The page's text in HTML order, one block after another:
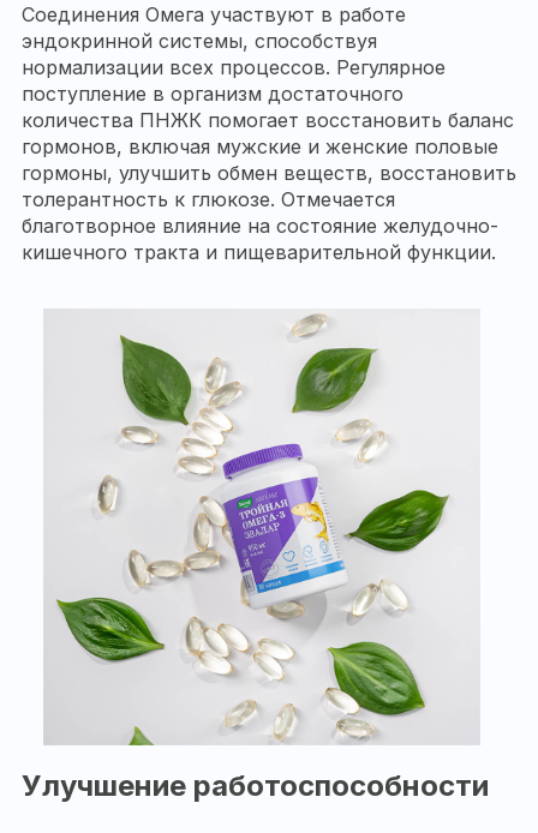
Соединения Омега участвуют в работе
эндокринной системы, способствуя
нормализации всех процессов. Регулярное
поступление в организм достаточного
количества ПНЖК помогает восстановить баланс
гормонов, включая мужские и женские половые
гормоны, улучшить обмен веществ, восстановить
толерантность к глюкозе. Отмечается
благотворное влияние на состояние желудочно-
кишечного тракта и пищеварительной функции.
Улучшение работоспособности